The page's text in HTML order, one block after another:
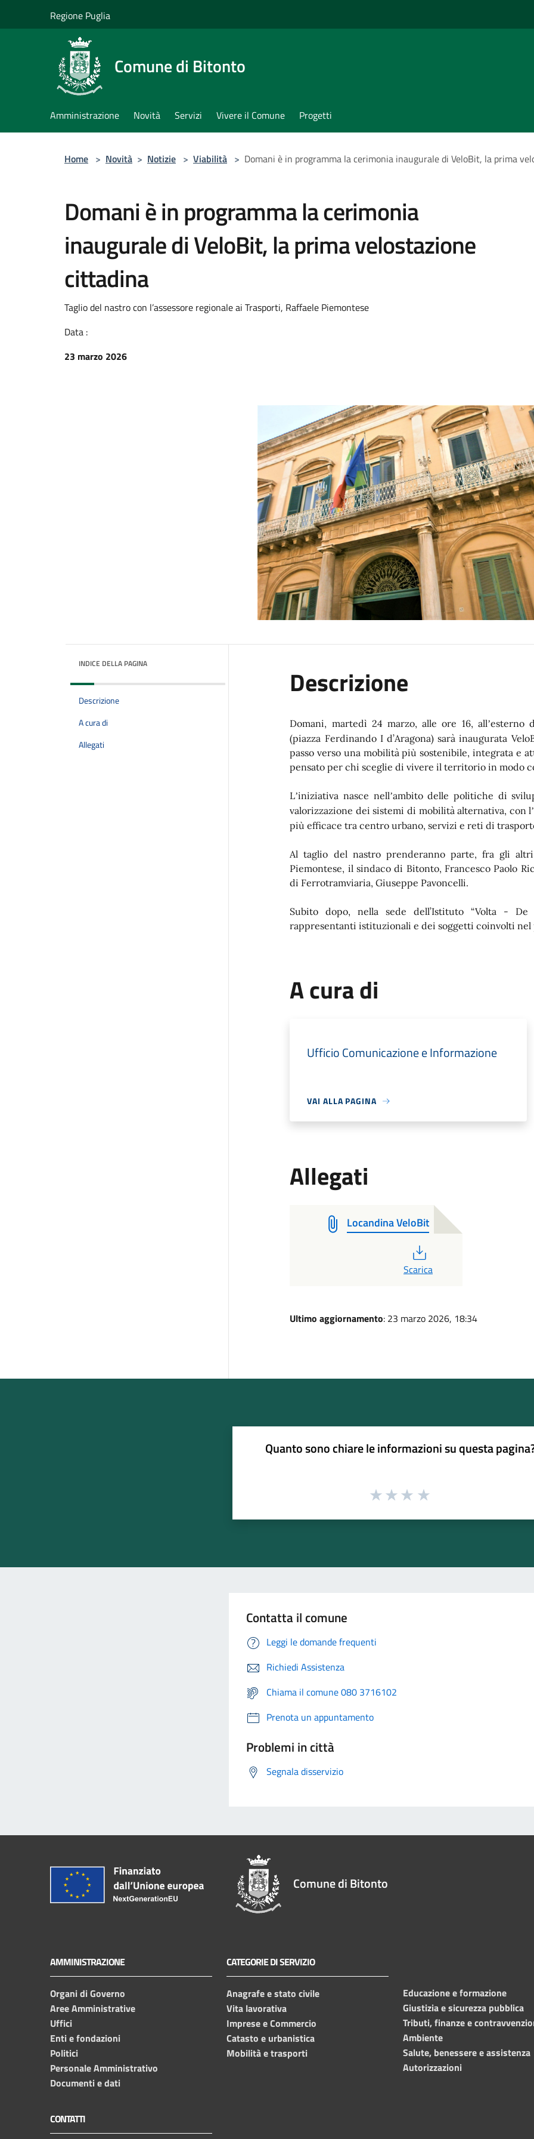
Regione Puglia
Comune di Bitonto
Amministrazione Novità Servizi Vivere il Comune Progetti
Home > Novità > Notizie > Viabilità > Domani è in programma la cerimonia inaugurale di VeloBit, la prima
Domani è in programma la cerimonia
inaugurale di VeloBit, la prima velostazione
cittadina
Taglio del nastro con l’assessore regionale ai Trasporti, Raffaele Piemontese
Data :
23 marzo 2026
INDICE DELLA PAGINA
Descrizione
A cura di
Allegati
Descrizione
Domani, martedì 24 marzo, alle ore 16, all’esterno
(piazza Ferdinando I d’Aragona) sarà inaugurata
passo verso una mobilità più sostenibile, integrata e
pensato per chi sceglie di vivere il territorio in modo
L’iniziativa nasce nell’ambito delle politiche di
valorizzazione dei sistemi di mobilità alternativa, con l’
più efficace tra centro urbano, servizi e reti di
Al taglio del nastro prenderanno parte, fra gli altri,
Piemontese, il sindaco di Bitonto, Francesco Paolo
di Ferrotramviaria, Giuseppe Pavoncelli.
Subito dopo, nella sede dell’Istituto “Volta -
rappresentanti istituzionali e dei soggetti coinvolti nel
A cura di
Ufficio Comunicazione e Informazione
VAI ALLA PAGINA
Allegati
Locandina VeloBit
Scarica
Ultimo aggiornamento: 23 marzo 2026, 18:34
Quanto sono chiare le informazioni su questa
Contatta il comune
Leggi le domande frequenti
Richiedi Assistenza
Chiama il comune 080 3716102
Prenota un appuntamento
Problemi in città
Segnala disservizio
Comune di Bitonto
AMMINISTRAZIONE
Organi di Governo
Aree Amministrative
Uffici
Enti e fondazioni
Politici
Personale Amministrativo
Documenti e dati
CATEGORIE DI SERVIZIO
Anagrafe e stato civile
Vita lavorativa
Imprese e Commercio
Catasto e urbanistica
Mobilità e trasporti
Educazione e formazione
Giustizia e sicurezza pubblica
Tributi, finanze e
Ambiente
Salute, benessere e assistenza
Autorizzazioni
CONTATTI